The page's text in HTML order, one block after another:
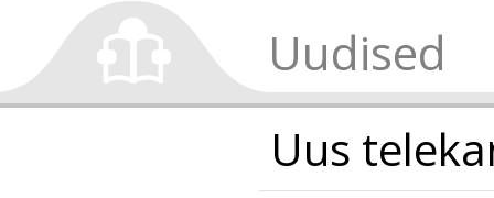
Uudised
Uus